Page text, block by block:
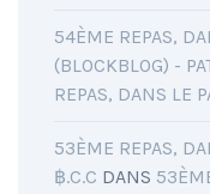
54ÈME REPAS,
(BLOCKBLOG) -
REPAS, DANS LE
53ÈME REPAS,
฿.C.C DANS